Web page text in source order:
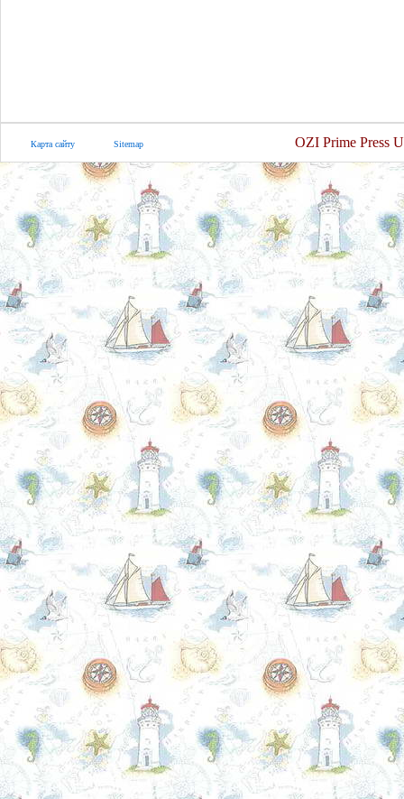
Карта сайту Sitemap OZI Prime Press